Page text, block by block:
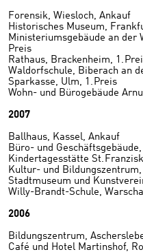
Forensik, Wiesloch, Ankauf
Historisches Museum,
Ministeriumsgebäude an
Preis
Rathaus, Brackenheim, 1.
Waldorfschule, Biberach an
Sparkasse, Ulm, 1. Preis
Wohn- und Bürogebäude
2007
Ballhaus, Kassel, Ankauf
Büro- und
Kindertagesstätte St.
Kultur- und
Stadtmuseum und
Willy-Brandt-Schule,
2006
Bildungszentrum,
Café und Hotel Martinshof,